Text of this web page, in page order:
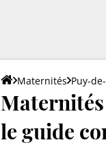
Maternités Puy-
le guide